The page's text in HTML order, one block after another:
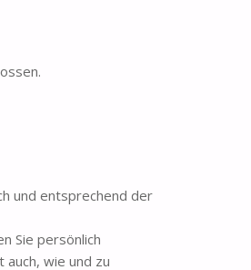
und entsprechend der
Sie persönlich
wie und zu